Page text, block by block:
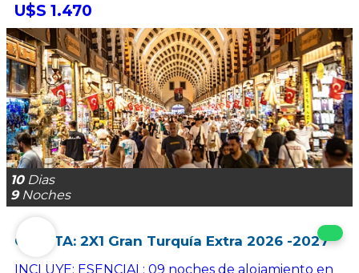
U$S 1.470
10Dias
9Noches
OFERTA: 2X1 Gran Turquía Extra 2026 -2027
INCLUYE: ESENCIAL: 09 noches de alojamiento en